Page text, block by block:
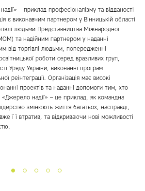
– приклад професіоналізму та відданості
є виконавчим партнером у Вінницькій області
людьми Представництва Міжнародної
(МОМ) та надійним партнером у наданні
від торгівлі людьми, попередженні
роботи серед вразливих груп,
Уряду України, виконанні програм
реінтеграції. Організація має високі
проектів та наданні допомоги тим, хто
«Джерело надії» – це приклад, як командна
змінюють життя багатьох, насправді,
ї ї втратив, та відкриваючи нові можливості